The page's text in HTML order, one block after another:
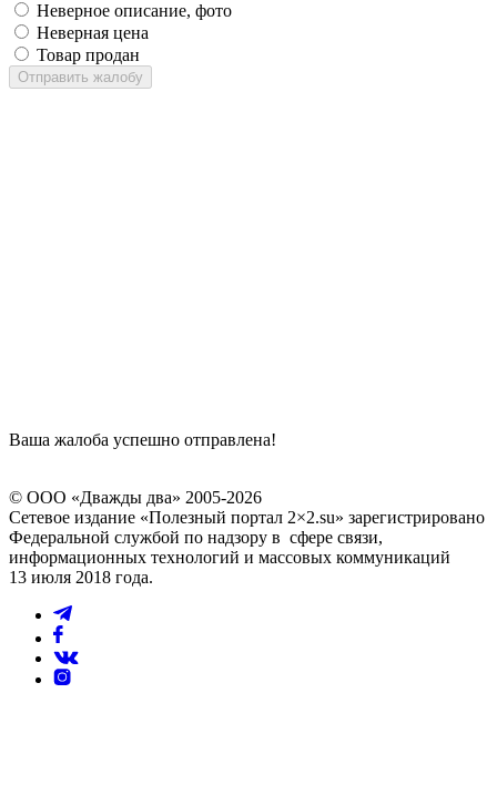
Неверное описание, фото
Неверная цена
Товар продан
Отправить жалобу
Ваша жалоба успешно отправлена!
© ООО «Дважды два» 2005-2026
Сетевое издание «Полезный портал 2×2.su» зарегистрировано
Федеральной службой по надзору в сфере связи,
информационных технологий и массовых коммуникаций
13 июля 2018 года.